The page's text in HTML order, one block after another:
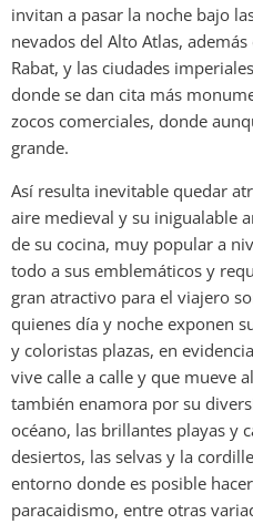
invitan a pasar la noche bajo
nevados del Alto Atlas,
Rabat, y las ciudades
donde se dan cita más
zocos comerciales, donde
grande.
Así resulta inevitable quedar
aire medieval y su inigualable
de su cocina, muy popular a
todo a sus emblemáticos y
gran atractivo para el viajero
quienes día y noche exponen
y coloristas plazas, en
vive calle a calle y que mueve
también enamora por su
océano, las brillantes playas y
desiertos, las selvas y la
entorno donde es posible
paracaidismo, entre otras